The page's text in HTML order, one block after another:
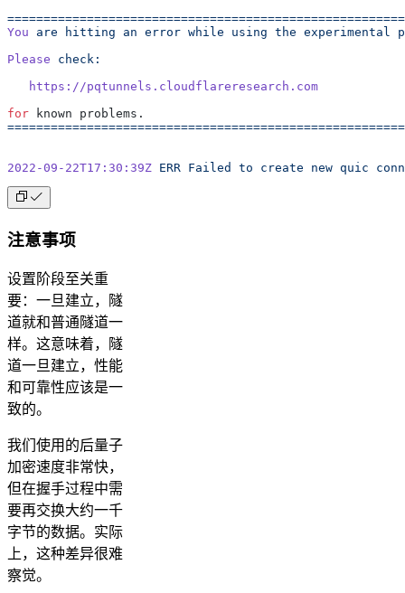
You are hitting an error while using the experimental
Please check:
   https://pqtunnels.cloudflareresearch.com
for known problems.
2022-09-22T17:30:39Z ERR Failed to create new quic
注意事项
设置阶段至关重
要：一旦建立，隧
道就和普通隧道一
样。这意味着，隧
道一旦建立，性能
和可靠性应该是一
致的。
我们使用的后量子
加密速度非常快，
但在握手过程中需
要再交换大约一千
字节的数据。实际
上，这种差异很难
察觉。